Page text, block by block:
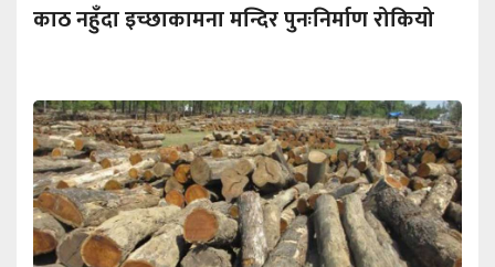
काठ नहुँदा इच्छाकामना मन्दिर पुनःनिर्माण रोकियो